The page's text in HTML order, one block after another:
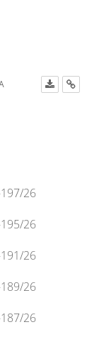
26
26
26
26
26